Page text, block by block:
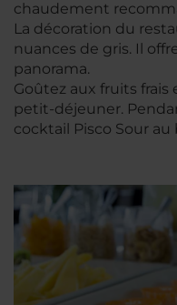
chaudement
La décoration du
nuances de gris. Il
panorama.
Goûtez aux fruits
petit-déjeuner.
cocktail Pisco Sour